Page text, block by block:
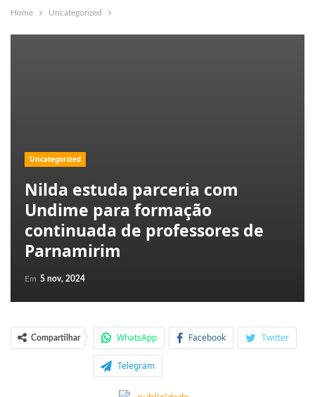
Home Uncategorized
Uncategorized
Nilda estuda parceria com
Undime para formação
continuada de professores de
Parnamirim
Em 5 nov, 2024
Compartilhar WhatsApp Facebook Twitter
Telegram